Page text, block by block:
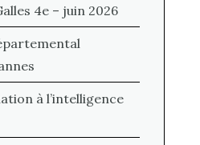
4e – juin 2026
à l’intelligence